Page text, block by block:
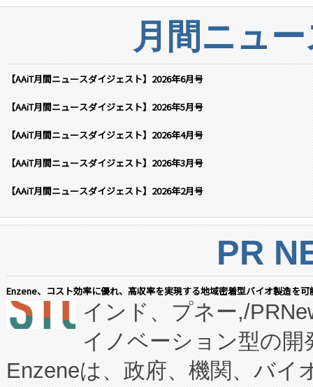
月間ニュ
【AAiT月間ニュースダイジェスト】2026年6月号
【AAiT月間ニュースダイジェスト】2026年5月号
【AAiT月間ニュースダイジェスト】2026年4月号
【AAiT月間ニュースダイジェスト】2026年3月号
【AAiT月間ニュースダイジェスト】2026年2月号
PR
Enzene、コスト効率に優れ、高収率を実現する地域密着型バイオ製造を
インド、プネー,/
イノベーション型の
Enzeneは、政府、機関、バイ